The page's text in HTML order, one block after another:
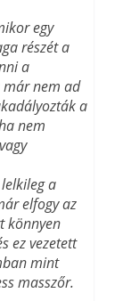
egy
részét a
a
már nem ad
a
nem
a
elfogy az
könnyen
ez vezetett
mint
masszőr.